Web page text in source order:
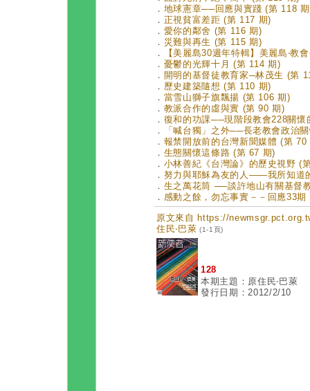
． 地球憲章──回應與實踐 (第 118
． 正視貧富差距 (第 117 期)
． 愛你的鄰舍 (第 116 期)
． 災難與再生 (第 115 期)
．
【美麗島30週年特輯】美麗島‧教
． 憂鬱的光輝十月 (第 114 期)
． 開明的基督徒教育家─林茂生 (第
． 歷史建築隨想 (第 110 期)
． 當雪山獅子旗飄揚 (第 106 期)
． 教派合作的虛與實 (第 90 期)
． 復和的功課──現階段教會228關懷
．
「喊台獨」之外──長老教會政治
． 報禁開放前的台灣新聞媒體 (第 70
． 生態關懷這條路 (第 67 期)
． 小林善紀《台灣論》的歷史視野 (
． 努力與耶穌為友的人——我所知道
． 生之萬花筒 ──談許地山有關基督
． 感動之餘，勿忘事實－－回應33
原文來自 https://
住民‧巴萊 (1-1頁)
128
本期主題：原住民‧巴萊
發行日期：2012/2/10